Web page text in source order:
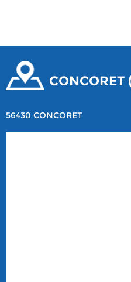
CONCORET
56430 CONCORET